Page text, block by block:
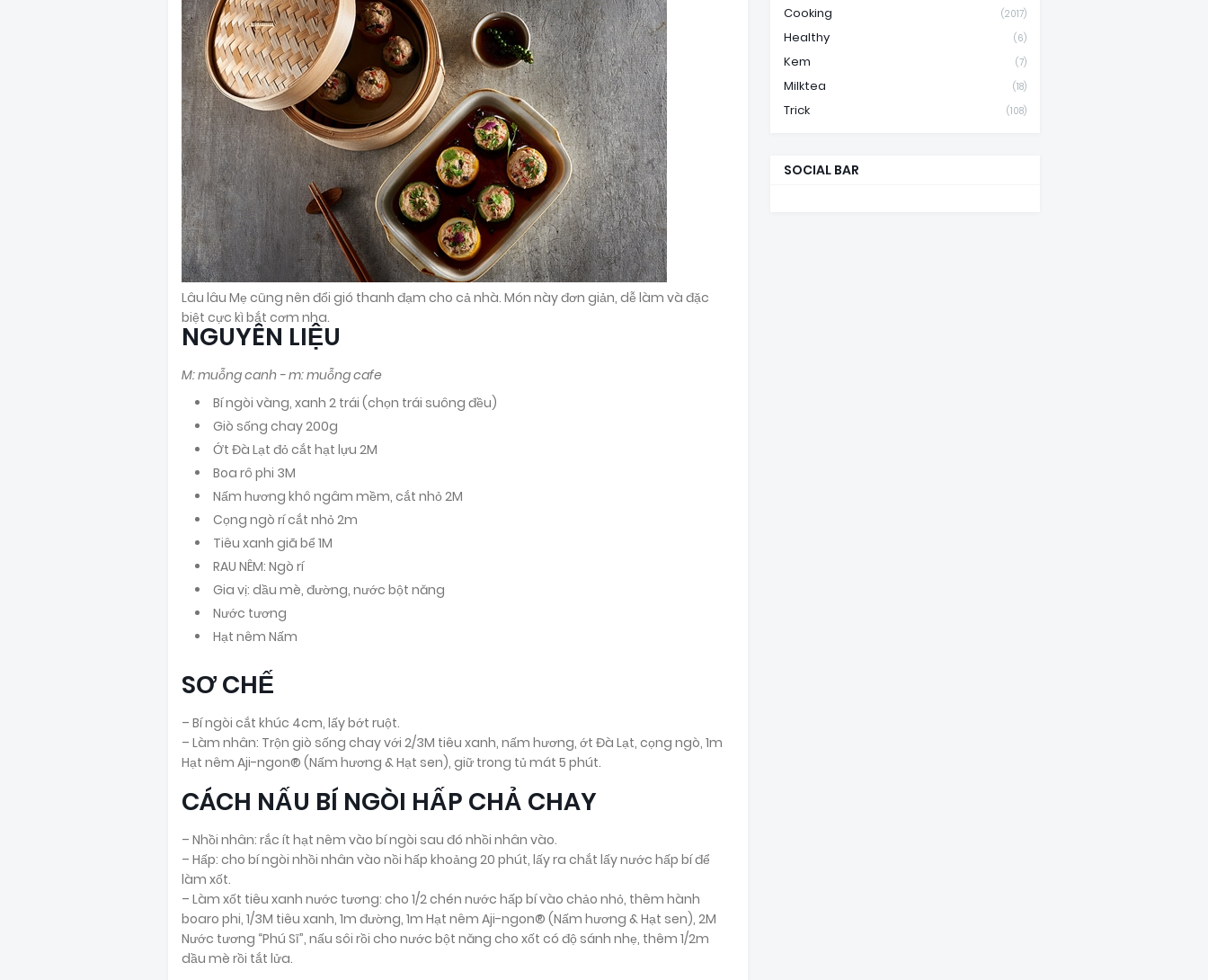
Lâu lâu Mẹ cũng nên đổi gió thanh đạm cho cả nhà. Món này đơn giản, dễ làm và đặc
biệt cực kì bắt cơm nha.
NGUYÊN LIỆU
M: muỗng canh - m: muỗng cafe
Bí ngòi vàng, xanh 2 trái (chọn trái suông đều)
Giò sống chay 200g
Ớt Đà Lạt đỏ cắt hạt lựu 2M
Boa rô phi 3M
Nấm hương khô ngâm mềm, cắt nhỏ 2M
Cọng ngò rí cắt nhỏ 2m
Tiêu xanh giã bể 1M
RAU NÊM: Ngò rí
Gia vị: dầu mè, đường, nước bột năng
Nước tương
Hạt nêm Nấm
SƠ CHẾ
– Bí ngòi cắt khúc 4cm, lấy bớt ruột.
– Làm nhân: Trộn giò sống chay với 2/3M tiêu xanh, nấm hương, ớt Đà Lạt, cọng ngò, 1m
Hạt nêm Aji-ngon® (Nấm hương & Hạt sen), giữ trong tủ mát 5 phút.
CÁCH NẤU BÍ NGÒI HẤP CHẢ CHAY
– Nhồi nhân: rắc ít hạt nêm vào bí ngòi sau đó nhồi nhân vào.
– Hấp: cho bí ngòi nhồi nhân vào nồi hấp khoảng 20 phút, lấy ra chắt lấy nước hấp bí để
làm xốt.
– Làm xốt tiêu xanh nước tương: cho 1/2 chén nước hấp bí vào chảo nhỏ, thêm hành
boaro phi, 1/3M tiêu xanh, 1m đường, 1m Hạt nêm Aji-ngon® (Nấm hương & Hạt sen), 2M
Nước tương “Phú Sĩ”, nấu sôi rồi cho nước bột năng cho xốt có độ sánh nhẹ, thêm 1/2m
dầu mè rồi tắt lửa.
Cooking (2017)
Healthy (6)
Kem (7)
Milktea (18)
Trick (108)
SOCIAL BAR